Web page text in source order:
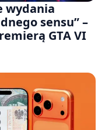
wydania
sensu” –
GTA VI